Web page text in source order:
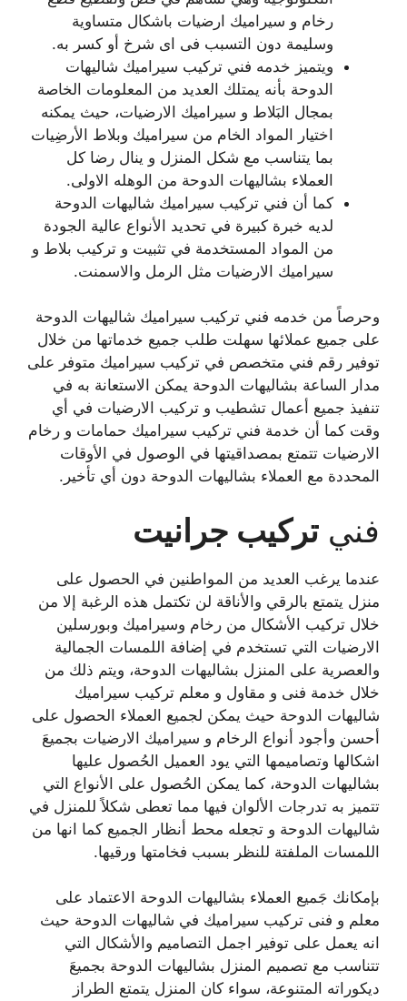
رخام و سيراميك ارضيات باشكال متساوية
وسليمة دون التسبب فى اى شرخ أو كسر به.
ويتميز خدمه فني تركيب سيراميك شاليهات
الدوحة بأنه يمتلك العديد من المعلومات الخاصة
بمجال البَلاط و سيراميك الارضيات، حيث يمكنه
اختيار المواد الخام من سيراميك وبلاط الأرضِيات
بما يتناسب مع شكل المنزل و ينال رضا كل
العملاء بشاليهات الدوحة من الوهله الاولى.
كما أن فني تركيب سيراميك شاليهات الدوحة
لديه خبرة كبيرة في تحديد الأنواع عالية الجودة
من المواد المستخدمة في تثبيت و تركيب بلاط و
سيراميك الارضيات مثل الرمل والاسمنت.
وحرصاً من خدمه فني تركيب سيراميك شاليهات الدوحة
على جميع عملائها سهلت طلب جميع خدماتها من خلال
توفير رقم فني متخصص في تركيب سيراميك متوفر على
مدار الساعة بشاليهات الدوحة يمكن الاستعانة به في
تنفيذ جميع أعمال تشطيب و تركيب الارضيات في أي
وقت كما أن خدمة فني تركيب سيراميك حمامات و رخام
الارضيات تتمتع بمصداقيتها في الوصول في الأوقات
المحددة مع العملاء بشاليهات الدوحة دون أي تأخير.
فني تركيب جرانيت
عندما يرغب العديد من المواطنين في الحصول على
منزل يتمتع بالرقي والأناقة لن تكتمل هذه الرغبة إلا من
خلال تركيب الأشكال من رخام وسيراميك وبورسلين
الارضيات التي تستخدم في إضافة اللمسات الجمالية
والعصرية على المنزل بشاليهات الدوحة، ويتم ذلك من
خلال خدمة فنى و مقاول و معلم تركيب سيراميك
شاليهات الدوحة حيث يمكن لجميع العملاء الحصول على
أحسن وأجود أنواع الرخام و سيراميك الارضيات بجميعَ
اشكالها وتصاميمها التي يود العميل الحُصول عليها
بشاليهات الدوحة، كما يمكن الحُصول على الأنواع التي
تتميز به تدرجات الألوان فيها مما تعطى شكلاً للمنزل في
شاليهات الدوحة و تجعله محط أنظار الجميع كما انها من
اللمسات الملفتة للنظر بسبب فخامتها ورقيها.
بإمكانك جَميع العملاء بشاليهات الدوحة الاعتماد على
معلم و فنى تركيب سيراميك في شاليهات الدوحة حيث
انه يعمل على توفير اجمل التصاميم والأشكال التي
تتناسب مع تصميم المنزل بشاليهات الدوحة بجميعَ
ديكوراته المتنوعة، سواء كان المنزل يتمتع الطراز